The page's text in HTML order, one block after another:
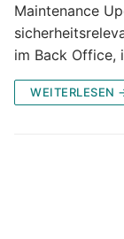
Maintenance
im Back
WEITERLESEN